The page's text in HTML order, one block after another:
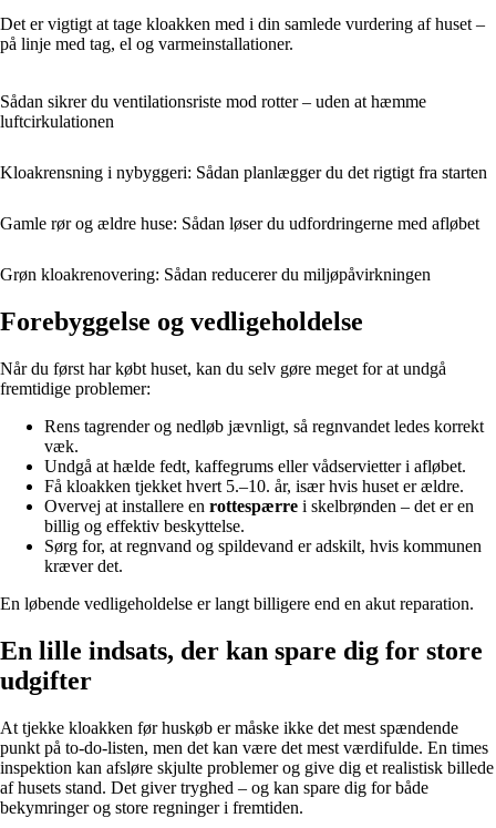
Det er vigtigt at tage kloakken med i din samlede vurdering af huset –
på linje med tag, el og varmeinstallationer.
Sådan sikrer du ventilationsriste mod rotter – uden at hæmme
luftcirkulationen
Kloakrensning i nybyggeri: Sådan planlægger du det rigtigt fra starten
Gamle rør og ældre huse: Sådan løser du udfordringerne med afløbet
Grøn kloakrenovering: Sådan reducerer du miljøpåvirkningen
Forebyggelse og vedligeholdelse
Når du først har købt huset, kan du selv gøre meget for at undgå
fremtidige problemer:
Rens tagrender og nedløb jævnligt, så regnvandet ledes korrekt
væk.
Undgå at hælde fedt, kaffegrums eller vådservietter i afløbet.
Få kloakken tjekket hvert 5.–10. år, især hvis huset er ældre.
Overvej at installere en rottespærre i skelbrønden – det er en
billig og effektiv beskyttelse.
Sørg for, at regnvand og spildevand er adskilt, hvis kommunen
kræver det.
En løbende vedligeholdelse er langt billigere end en akut reparation.
En lille indsats, der kan spare dig for store
udgifter
At tjekke kloakken før huskøb er måske ikke det mest spændende
punkt på to-do-listen, men det kan være det mest værdifulde. En times
inspektion kan afsløre skjulte problemer og give dig et realistisk billede
af husets stand. Det giver tryghed – og kan spare dig for både
bekymringer og store regninger i fremtiden.